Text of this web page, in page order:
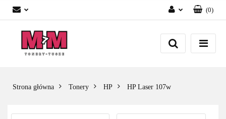
Zaloguj się
Załóż konto
(0)
Strona główna Tonery HP HP Laser 107w